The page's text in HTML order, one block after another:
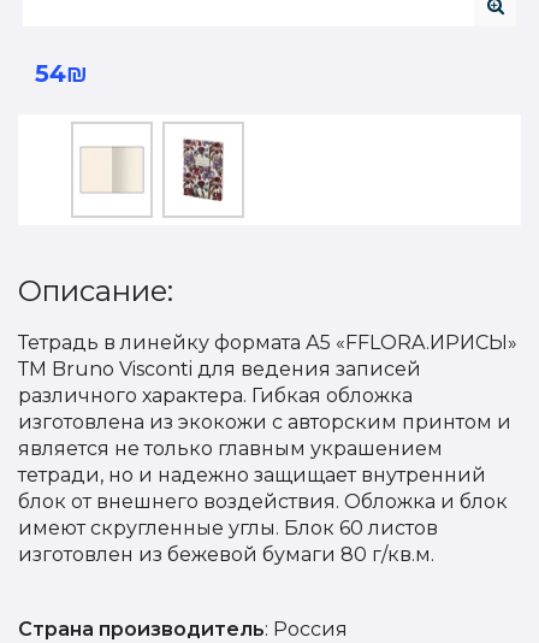
54₪
Описание:
Тетрадь в линейку формата А5 «FFLORA.ИРИСЫ»
ТМ Bruno Visconti для ведения записей
различного характера. Гибкая обложка
изготовлена из экокожи с авторским принтом и
является не только главным украшением
тетради, но и надежно защищает внутренний
блок от внешнего воздействия. Обложка и блок
имеют скругленные углы. Блок 60 листов
изготовлен из бежевой бумаги 80 г/кв.м.
Страна производитель: Россия